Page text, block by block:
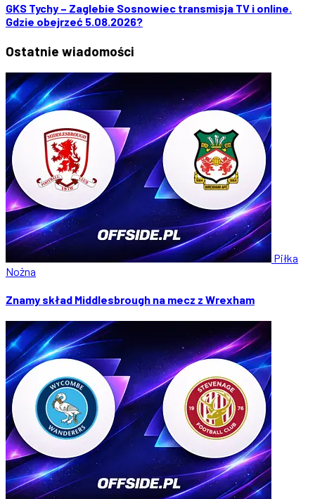
GKS Tychy – Zaglebie Sosnowiec transmisja TV i online.
Gdzie obejrzeć 5.08.2026?
Ostatnie wiadomości
Piłka
Nożna
Znamy skład Middlesbrough na mecz z Wrexham